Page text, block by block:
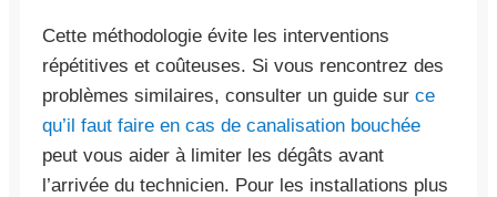
Cette méthodologie évite les interventions
répétitives et coûteuses. Si vous rencontrez des
problèmes similaires, consulter un guide sur ce
qu’il faut faire en cas de canalisation bouchée
peut vous aider à limiter les dégâts avant
l’arrivée du technicien. Pour les installations plus